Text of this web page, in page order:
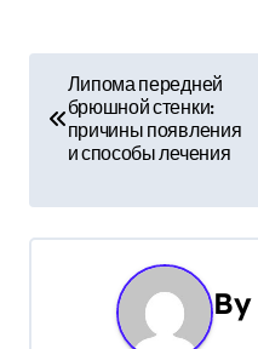
и
Липома передней
брюшной стенки:
причины появления
и способы лечения
By